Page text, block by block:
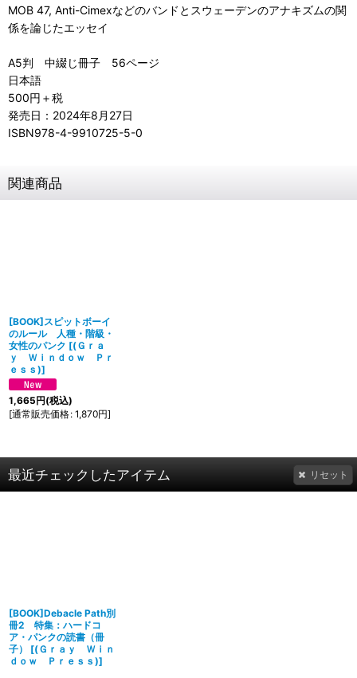
MOB 47, Anti-Cimexなどのバンドとスウェーデンのアナキズムの関
係を論じたエッセイ
A5判 中綴じ冊子 56ページ
日本語
500円＋税
発売日：2024年8月27日
ISBN978-4-9910725-5-0
関連商品
[BOOK]スピットボーイ
のルール 人種・階級・
女性のパンク [(Ｇｒａ
ｙ Ｗｉｎｄｏｗ Ｐｒ
ｅｓｓ)]
1,665円(税込)
[通常販売価格: 1,870円]
最近チェックしたアイテム リセット
[BOOK]Debacle Path別
冊2 特集：ハードコ
ア・パンクの読書（冊
子）
[(Ｇｒａｙ Ｗｉｎ
ｄｏｗ Ｐｒｅｓｓ)]